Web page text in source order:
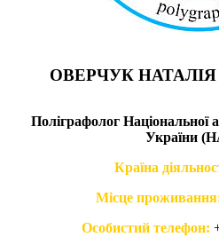
ОВЕРЧУК
Поліграфолог Національної
України
Країна
Місце
Особистий телефон: